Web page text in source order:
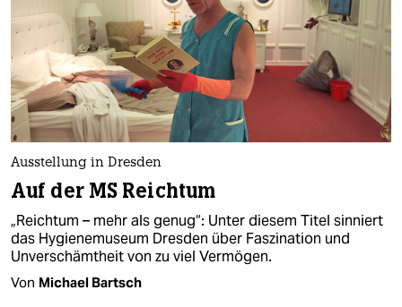
abo
genossenschaft
epaper login
Ausstellung in Dresden
Auf der MS Reichtum
„Reichtum – mehr als genug“: Unter diesem Titel sinniert
das Hygienemuseum Dresden über Faszination und
Unverschämtheit von zu viel Vermögen.
Von Michael Bartsch